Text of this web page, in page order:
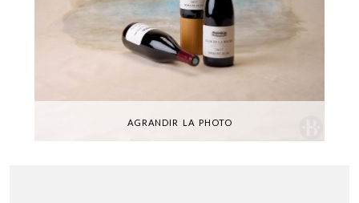
AGRANDIR LA PHOTO